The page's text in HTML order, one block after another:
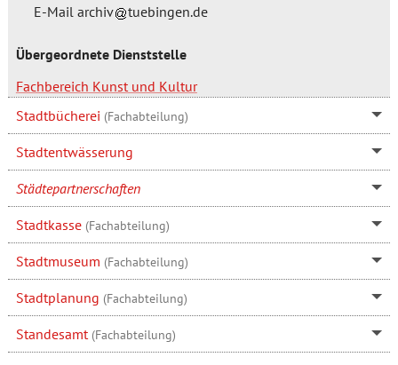
E-Mail archiv tuebingen.de
Übergeordnete Dienststelle
Fachbereich Kunst und Kultur
Stadtbücherei (Fachabteilung)
Stadtentwässerung
Städtepartnerschaften
Stadtkasse (Fachabteilung)
Stadtmuseum (Fachabteilung)
Stadtplanung (Fachabteilung)
Standesamt (Fachabteilung)